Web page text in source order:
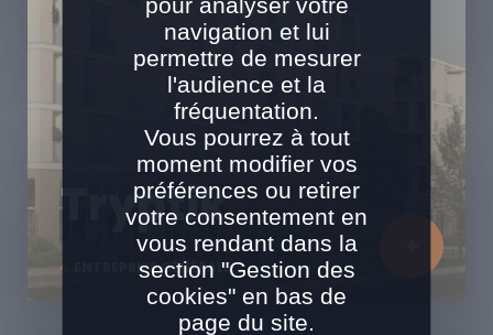
ENTREPRISE GÉNÉRALE
Tryptik
navigation et lui
permettre de mesurer
l'audience et la
fréquentation.
Vous pourrez à tout
moment modifier vos
préférences ou retirer
votre consentement en
vous rendant dans la
section "Gestion des
cookies" en bas de
page du site.